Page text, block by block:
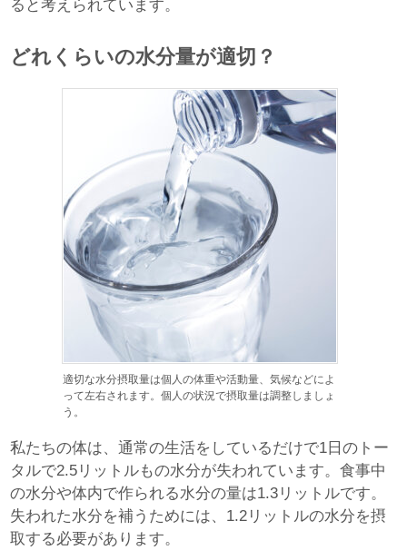
ると考えられています。
どれくらいの水分量が適切？
適切な水分摂取量は個人の体重や活動量、気候などによ
って左右されます。個人の状況で摂取量は調整しましょ
う。
私たちの体は、通常の生活をしているだけで1日のトー
タルで2.5リットルもの水分が失われています。食事中
の水分や体内で作られる水分の量は1.3リットルです。
失われた水分を補うためには、1.2リットルの水分を摂
取する必要があります。